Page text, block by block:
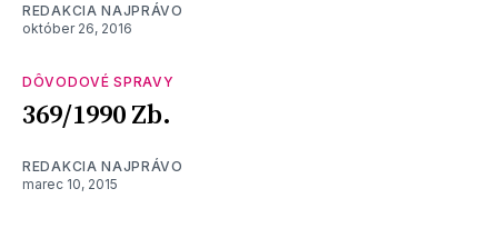
REDAKCIA NAJPRÁVO
október 26, 2016
DÔVODOVÉ SPRAVY
369/1990 Zb.
REDAKCIA NAJPRÁVO
marec 10, 2015